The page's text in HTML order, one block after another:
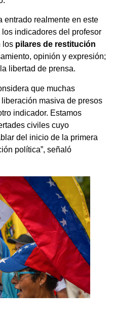
entrado realmente en este
indicadores del profesor
los pilares de restitución
opinión y expresión;
libertad de prensa.
que muchas
masiva de presos
indicador. Estamos
civiles cuyo
del inicio de la primera
política”, señaló